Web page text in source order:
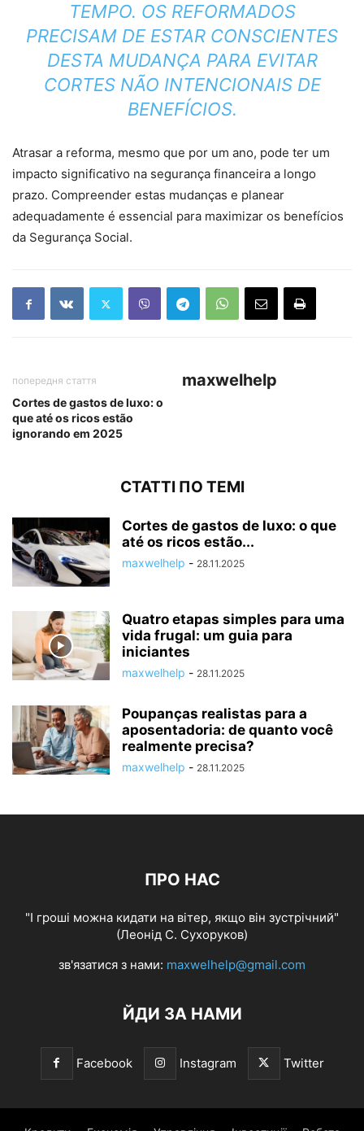
TEMPO. OS REFORMADOS
PRECISAM DE ESTAR CONSCIENTES
DESTA MUDANÇA PARA EVITAR
CORTES NÃO INTENCIONAIS DE
BENEFÍCIOS.
Atrasar a reforma, mesmo que por um ano, pode ter um
impacto significativo na segurança financeira a longo
prazo. Compreender estas mudanças e planear
adequadamente é essencial para maximizar os benefícios
da Segurança Social.
попередня стаття
Cortes de gastos de luxo: o
que até os ricos estão
ignorando em 2025
maxwelhelp
СТАТТІ ПО ТЕМІ
Cortes de gastos de luxo: o que
até os ricos estão...
maxwelhelp - 28.11.2025
Quatro etapas simples para uma
vida frugal: um guia para
iniciantes
maxwelhelp - 28.11.2025
Poupanças realistas para a
aposentadoria: de quanto você
realmente precisa?
maxwelhelp - 28.11.2025
ПРО НАС
"І гроші можна кидати на вітер, якщо він зустрічний"
(Леонід С. Сухоруков)
зв'язатися з нами: maxwelhelp@gmail.com
ЙДИ ЗА НАМИ
Facebook Instagram Twitter